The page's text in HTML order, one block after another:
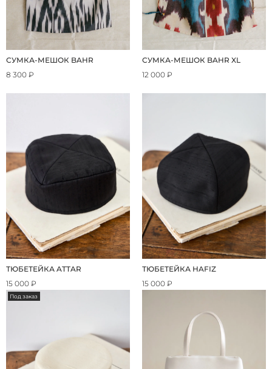
СУМКА-МЕШОК BAHR
8 300 ₽
СУМКА-МЕШОК BAHR XL
12 000 ₽
ТЮБЕТЕЙКА ATTAR
15 000 ₽
ТЮБЕТЕЙКА HAFIZ
15 000 ₽
Под заказ